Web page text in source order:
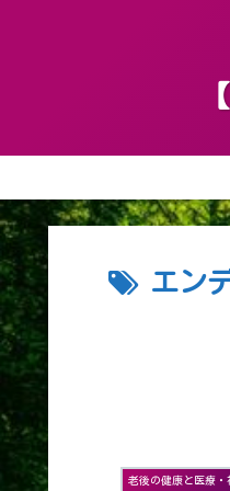
エン
老後の健康と医療・